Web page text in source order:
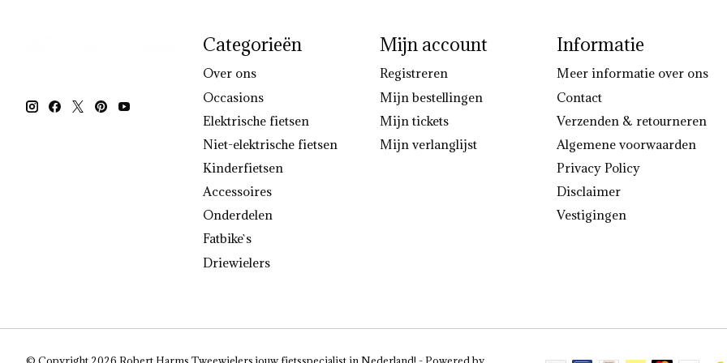
Categorieën
Over ons
Occasions
Elektrische fietsen
Niet-elektrische fietsen
Kinderfietsen
Accessoires
Onderdelen
Fatbike`s
Driewielers
Mijn account
Registreren
Mijn bestellingen
Mijn tickets
Mijn verlanglijst
Informatie
Meer informatie over ons
Contact
Verzenden & retourneren
Algemene voorwaarden
Privacy Policy
Disclaimer
Vestigingen